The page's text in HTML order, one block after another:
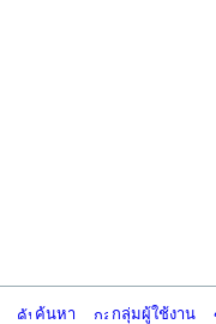
ค้นหา กลุ่มผู้ใช้งาน